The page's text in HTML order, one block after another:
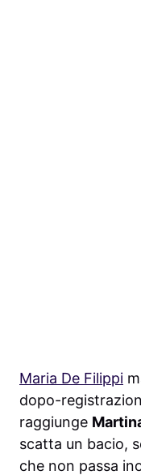
Maria De Filippi
dopo-
raggiunge
scatta un bacio,
che non passa